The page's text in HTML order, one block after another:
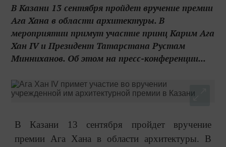
В Казани 13 сентября пройдет вручение премии
Ага Хана в области архитектуры. В
мероприятии примут участие принц Карим Ага
Хан IV и Президент Татарстана Рустам
Минниханов. Об этом на пресс-конференции...
В Казани 13 сентября пройдет вручение
премии Ага Хана в области архитектуры. В